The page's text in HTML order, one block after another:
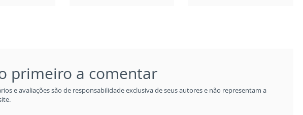
primeiro a comentar
e avaliações são de responsabilidade exclusiva de seus autores e não representam a